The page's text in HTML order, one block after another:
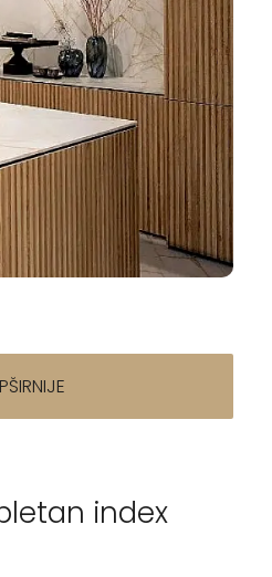
trendovi, formati, cene i
index